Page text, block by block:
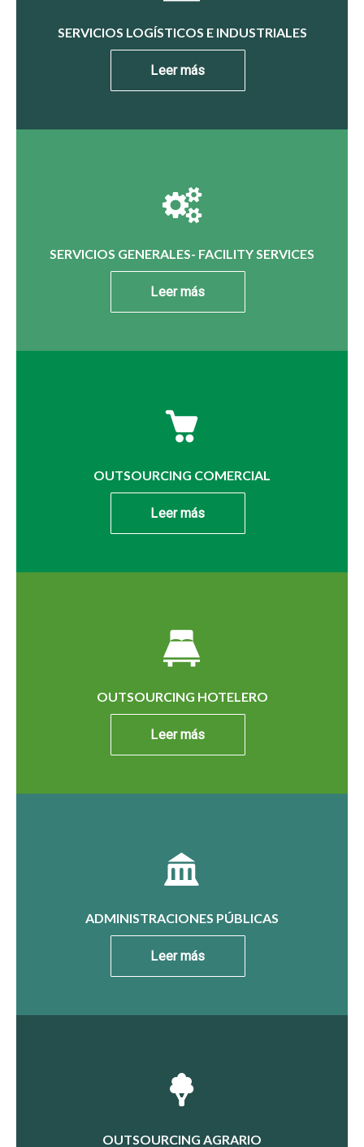
SERVICIOS LOGÍSTICOS E INDUSTRIALES
Leer más
SERVICIOS GENERALES- FACILITY SERVICES
Leer más
OUTSOURCING COMERCIAL
Leer más
OUTSOURCING HOTELERO
Leer más
ADMINISTRACIONES PÚBLICAS
Leer más
OUTSOURCING AGRARIO